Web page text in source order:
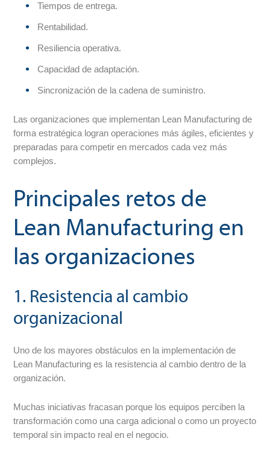
Tiempos de entrega.
Rentabilidad.
Resiliencia operativa.
Capacidad de adaptación.
Sincronización de la cadena de suministro.
Las organizaciones que implementan Lean Manufacturing de
forma estratégica logran operaciones más ágiles, eficientes y
preparadas para competir en mercados cada vez más
complejos.
Principales retos de
Lean Manufacturing en
las organizaciones
1. Resistencia al cambio
organizacional
Uno de los mayores obstáculos en la implementación de
Lean Manufacturing es la resistencia al cambio dentro de la
organización.
Muchas iniciativas fracasan porque los equipos perciben la
transformación como una carga adicional o como un proyecto
temporal sin impacto real en el negocio.